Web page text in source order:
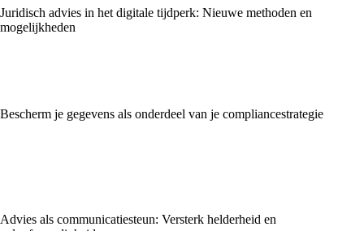
Juridisch advies in het digitale tijdperk: Nieuwe methoden en
mogelijkheden
Bescherm je gegevens als onderdeel van je compliance­strategie
Advies als communicatiesteun: Versterk helderheid en